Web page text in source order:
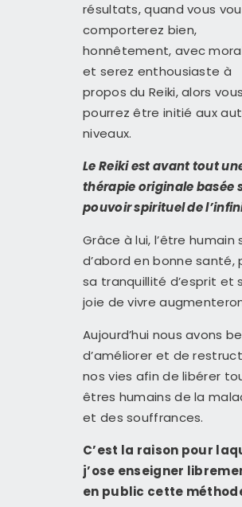
résultats, quand vous
comporterez bien,
honnêtement, avec
et serez enthousiaste à
propos du Reiki, alors vous
pourrez être initié aux
niveaux.
Le Reiki est avant tout
thérapie originale basée
pouvoir spirituel de
Grâce à lui, l’être humain
d’abord en bonne santé,
sa tranquillité d’esprit et
joie de vivre
Aujourd’hui nous avons
d’améliorer et de
nos vies afin de libérer
êtres humains de la
et des souffrances.
C’est la raison pour
j’ose enseigner
en public cette